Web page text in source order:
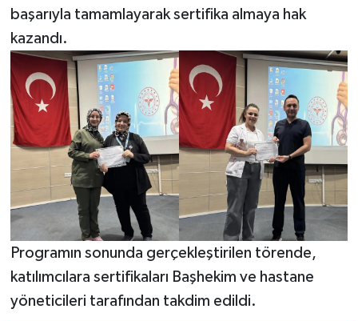
başarıyla tamamlayarak sertifika almaya hak
kazandı.
Programın sonunda gerçekleştirilen törende,
katılımcılara sertifikaları Başhekim ve hastane
yöneticileri tarafından takdim edildi.